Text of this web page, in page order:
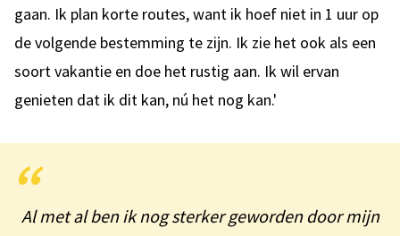
gaan. Ik plan korte routes, want ik hoef niet in 1 uur op
de volgende bestemming te zijn. Ik zie het ook als een
soort vakantie en doe het rustig aan. Ik wil ervan
genieten dat ik dit kan, nú het nog kan.'
Al met al ben ik nog sterker geworden door mijn